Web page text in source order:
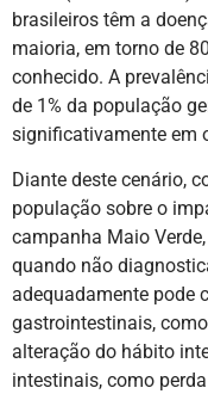
brasileiros têm a
maioria, em torno de
conhecido. A
de 1% da população
significativamente em
Diante deste cenário,
população sobre o
campanha Maio
quando não
adequadamente pode
gastrointestinais,
alteração do hábito
intestinais, como